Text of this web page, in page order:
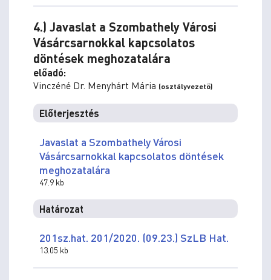
4.) Javaslat a Szombathely Városi
Vásárcsarnokkal kapcsolatos
döntések meghozatalára
előadó:
Vinczéné Dr. Menyhárt Mária (osztályvezető)
Előterjesztés
Javaslat a Szombathely Városi
Vásárcsarnokkal kapcsolatos döntések
meghozatalára
47.9 kb
Határozat
201sz.hat. 201/2020. (09.23.) SzLB Hat.
13.05 kb